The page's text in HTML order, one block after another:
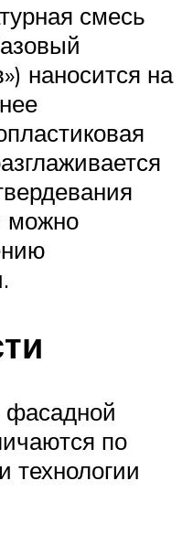
смесь
наносится на
можно
фасадной
по
технологии